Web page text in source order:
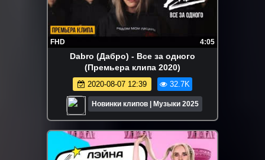
FHD 4:05
Dabro (Дабро) - Все за одного
(Премьера клипа 2020)
2020-08-07 12:39 32.7K
Новинки клипов | Музыки 2025